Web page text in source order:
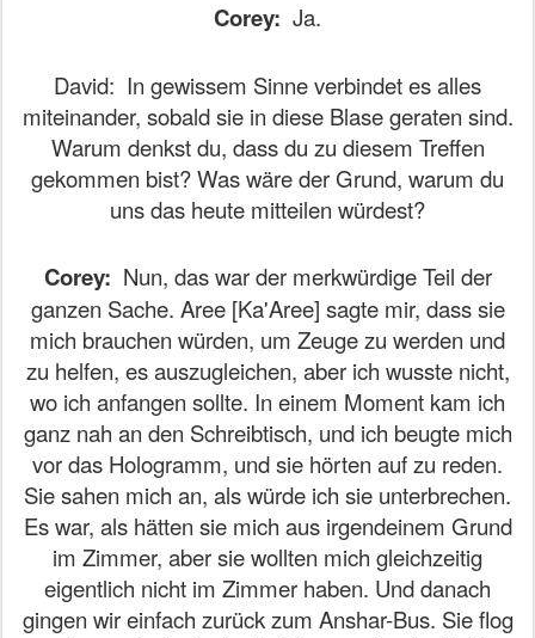
Corey: Ja.
David: In gewissem Sinne verbindet es alles
miteinander, sobald sie in diese Blase geraten sind.
Warum denkst du, dass du zu diesem Treffen
gekommen bist? Was wäre der Grund, warum du
uns das heute mitteilen würdest?
Corey: Nun, das war der merkwürdige Teil der
ganzen Sache. Aree [Ka'Aree] sagte mir, dass sie
mich brauchen würden, um Zeuge zu werden und
zu helfen, es auszugleichen, aber ich wusste nicht,
wo ich anfangen sollte. In einem Moment kam ich
ganz nah an den Schreibtisch, und ich beugte mich
vor das Hologramm, und sie hörten auf zu reden.
Sie sahen mich an, als würde ich sie unterbrechen.
Es war, als hätten sie mich aus irgendeinem Grund
im Zimmer, aber sie wollten mich gleichzeitig
eigentlich nicht im Zimmer haben. Und danach
gingen wir einfach zurück zum Anshar-Bus. Sie flog